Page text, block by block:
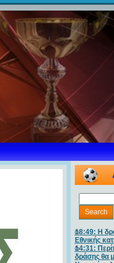
18:49: Η
Εθνικής
14:31:
δράσης θα